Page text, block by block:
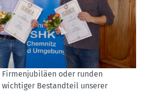
Firmenjubiläen oder runden
wichtiger Bestandteil unserer